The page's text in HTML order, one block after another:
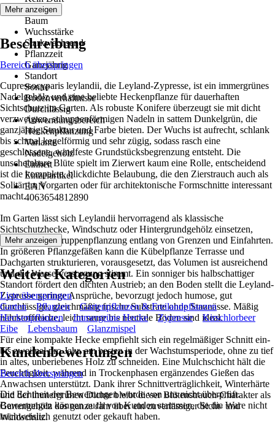
Wuchs
Baum
Wuchsstärke
Starkwachsend
Pflanzzeit
Ganzjährig
Standort
Sonne
Bodenverhältnisse
Durchlässig
Anwendungsbereich
Heckenpflanzung
Variante
Nadelgehölz
Einheit
Einzelartikel
EAN
4063654812890
Mehr anzeigen
Beschreibung
Bereich überspringen
Cupressocyparis leylandii, die Leyland-Zypresse, ist ein immergrünes
Nadelgehölz und eine beliebte Heckenpflanze für dauerhaften
Sichtschutz im Garten. Als robuste Konifere überzeugt sie mit dicht
verzweigten, schuppenförmigen Nadeln in sattem Dunkelgrün, die
ganzjährig Struktur und Farbe bieten. Der Wuchs ist aufrecht, schlank
bis schmal kegelförmig und sehr zügig, sodass rasch eine
geschlossene, windfeste Grundstücksbegrenzung entsteht. Die
unscheinbare Blüte spielt im Zierwert kaum eine Rolle, entscheidend
ist die kompakte, blickdichte Belaubung, die den Zierstrauch auch als
Solitär im Vorgarten oder für architektonische Formschnitte interessant
macht.
Im Garten lässt sich Leylandii hervorragend als klassische
Sichtschutzhecke, Windschutz oder Hintergrundgehölz einsetzen,
ebenso in der Gruppenpflanzung entlang von Grenzen und Einfahrten.
In größeren Pflanzgefäßen kann die Kübelpflanze Terrasse und
Dachgarten strukturieren, vorausgesetzt, das Volumen ist ausreichend
und die Wasserversorgung stimmt. Ein sonniger bis halbschattiger
Standort fördert den dichten Austrieb; an den Boden stellt die Leyland-
Zypresse geringe Ansprüche, bevorzugt jedoch humose, gut
durchlässige, gleichmäßig frische Substrate ohne Staunässe. Mäßig
nährstoffreiche, leicht saure bis neutrale Böden sind ideal.
Für eine kompakte Hecke empfiehlt sich ein regelmäßiger Schnitt ein-
bis zweimal pro Jahr, am besten in der Wachstumsperiode, ohne zu tief
in altes, unberiebenes Holz zu schneiden. Eine Mulchschicht hält die
Feuchtigkeit, während in Trockenphasen ergänzendes Gießen das
Anwachsen unterstützt. Dank ihrer Schnittverträglichkeit, Winterhärte
und der immergrünen Dichte bleibt dieser Blütenstrauch-Charakter als
Gartengehölz das ganze Jahr über ein zuverlässiger Sicht- und
Windschutz.
Mehr anzeigen
Weitere Kategorien
Liste überspringen
Garten
Pflanzen
Gartenpflanzen & Freilandpflanzen
Heckenpflanzen
Immergrüne Hecke Zypresse
Kirschlorbeer
Eibe
Lebensbaum Glanzmispel
Kundenbewertungen
Bereich überspringen
Die Echtheit der Bewertungen wurde von uns nicht überprüft.
Bewertungen können auch von Kunden stammen, die die Ware nicht
nachweislich genutzt oder gekauft haben.